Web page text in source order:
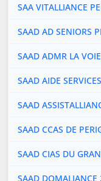
SAA VITALLIANCE
SAAD AD SENIORS
SAAD ADMR LA
SAAD AIDE
SAAD
SAAD CCAS DE
SAAD CIAS DU
SAAD DOMALIANCE